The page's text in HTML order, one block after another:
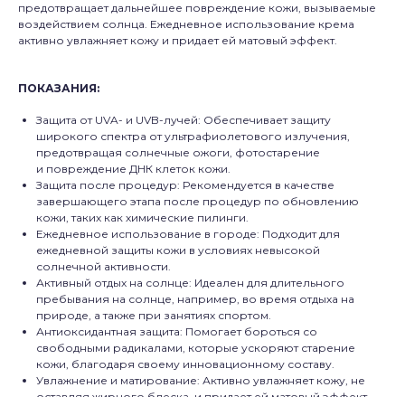
предотвращает дальнейшее повреждение кожи, вызываемые
воздействием солнца. Ежедневное использование крема
активно увлажняет кожу и придает ей матовый эффект.
ПОКАЗАНИЯ:
Защита от UVA- и UVB-лучей: Обеспечивает защиту
широкого спектра от ультрафиолетового излучения,
предотвращая солнечные ожоги, фотостарение
и повреждение ДНК клеток кожи.
Защита после процедур: Рекомендуется в качестве
завершающего этапа после процедур по обновлению
кожи, таких как химические пилинги.
Ежедневное использование в городе: Подходит для
ежедневной защиты кожи в условиях невысокой
солнечной активности.
Активный отдых на солнце: Идеален для длительного
пребывания на солнце, например, во время отдыха на
природе, а также при занятиях спортом.
Антиоксидантная защита: Помогает бороться со
свободными радикалами, которые ускоряют старение
кожи, благодаря своему инновационному составу.
Увлажнение и матирование: Активно увлажняет кожу, не